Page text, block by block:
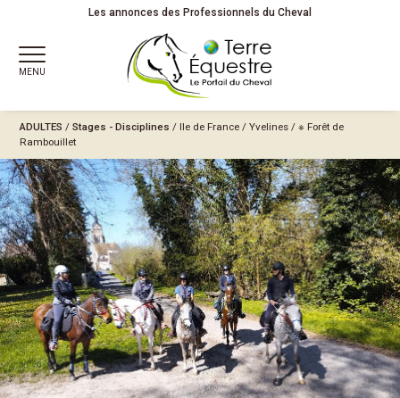
Les annonces des Professionnels du Cheval
MENU
ADULTES /Stages - Disciplines / Ile de France /Yvelines /※ Forêt de
Rambouillet